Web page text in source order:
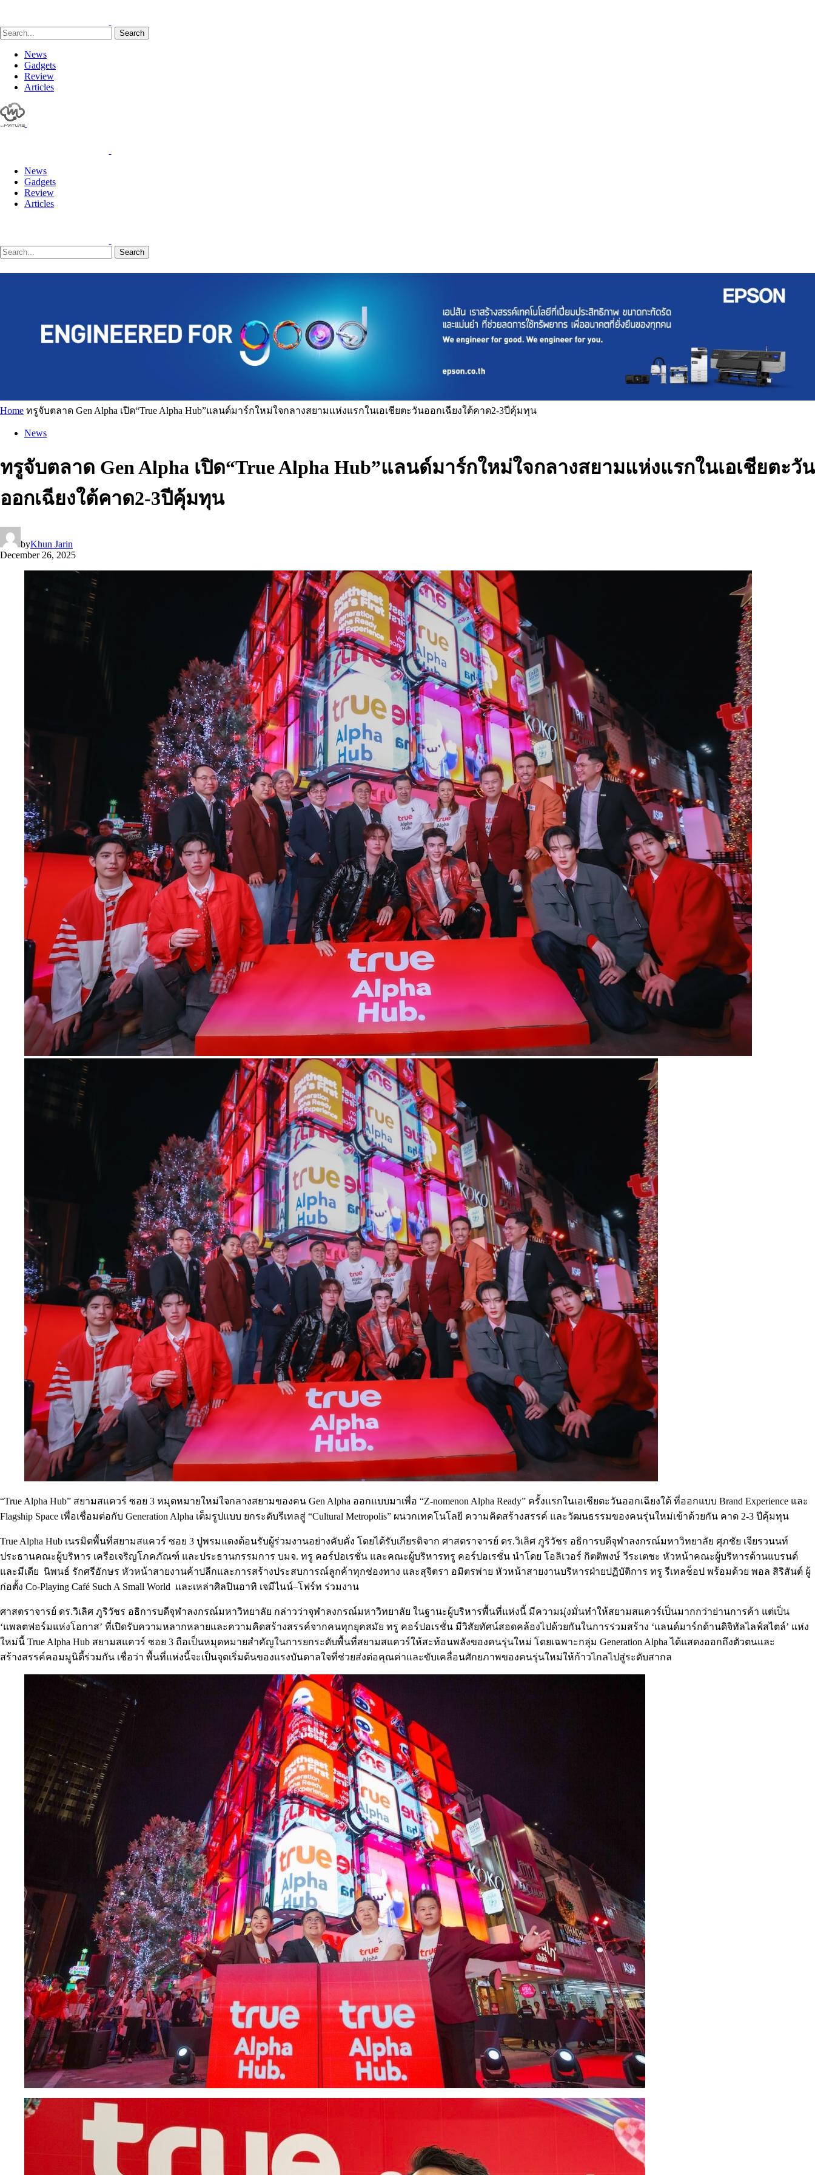
Search
News
Gadgets
Review
Articles
News
Gadgets
Review
Articles
Search
Home ทรูจับตลาด Gen Alpha เปิด“True Alpha Hub”แลนด์มาร์กใหม่ใจกลางสยามแห่งแรกในเอเชียตะวันออกเฉียงใต้คาด2-3ปีคุ้มทุน
News
ทรูจับตลาด Gen Alpha เปิด“True Alpha Hub”แลนด์มาร์กใหม่ใจกลางสยามแห่งแรกในเอเชียตะวัน
ออกเฉียงใต้คาด2-3ปีคุ้มทุน
byKhun Jarin
December 26, 2025
“True Alpha Hub” สยามสแควร์ ซอย 3 หมุดหมายใหม่ใจกลางสยามของคน Gen Alpha ออกแบบมาเพื่อ “Z-nomenon Alpha Ready” ครั้งแรกในเอเชียตะวันออกเฉียงใต้ ที่ออกแบบ Brand Experience และ
Flagship Space เพื่อเชื่อมต่อกับ Generation Alpha เต็มรูปแบบ ยกระดับรีเทลสู่ “Cultural Metropolis” ผนวกเทคโนโลยี ความคิดสร้างสรรค์ และวัฒนธรรมของคนรุ่นใหม่เข้าด้วยกัน คาด 2-3 ปีคุ้มทุน
True Alpha Hub เนรมิตพื้นที่สยามสแควร์ ซอย 3 ปูพรมแดงต้อนรับผู้ร่วมงานอย่างคับคั่ง โดยได้รับเกียรติจาก ศาสตราจารย์ ดร.วิเลิศ ภูริวัชร อธิการบดีจุฬาลงกรณ์มหาวิทยาลัย ศุภชัย เจียรวนนท์
ประธานคณะผู้บริหาร เครือเจริญโภคภัณฑ์ และประธานกรรมการ บมจ. ทรู คอร์ปอเรชั่น และคณะผู้บริหารทรู คอร์ปอเรชั่น นำโดย โอลิเวอร์ กิตติพงษ์ วีระเตชะ หัวหน้าคณะผู้บริหารด้านแบรนด์
และมีเดีย นิพนธ์ รักศรีอักษร หัวหน้าสายงานค้าปลีกและการสร้างประสบการณ์ลูกค้าทุกช่องทาง และสุจิตรา อมิตรพ่าย หัวหน้าสายงานบริหารฝ่ายปฏิบัติการ ทรู รีเทลช็อป พร้อมด้วย พอล สิริสันต์ ผู้
ก่อตั้ง Co-Playing Café Such A Small World และเหล่าศิลปินอาทิ เจมีไนน์–โฟร์ท ร่วมงาน
ศาสตราจารย์ ดร.วิเลิศ ภูริวัชร อธิการบดีจุฬาลงกรณ์มหาวิทยาลัย กล่าวว่าจุฬาลงกรณ์มหาวิทยาลัย ในฐานะผู้บริหารพื้นที่แห่งนี้ มีความมุ่งมั่นทำให้สยามสแควร์เป็นมากกว่าย่านการค้า แต่เป็น
‘แพลตฟอร์มแห่งโอกาส’ ที่เปิดรับความหลากหลายและความคิดสร้างสรรค์จากคนทุกยุคสมัย ทรู คอร์ปอเรชั่น มีวิสัยทัศน์สอดคล้องไปด้วยกันในการร่วมสร้าง ‘แลนด์มาร์กด้านดิจิทัลไลฟ์สไตล์’ แห่ง
ใหม่นี้ True Alpha Hub สยามสแควร์ ซอย 3 ถือเป็นหมุดหมายสำคัญในการยกระดับพื้นที่สยามสแควร์ให้สะท้อนพลังของคนรุ่นใหม่ โดยเฉพาะกลุ่ม Generation Alpha ได้แสดงออกถึงตัวตนและ
สร้างสรรค์คอมมูนิตี้ร่วมกัน เชื่อว่า พื้นที่แห่งนี้จะเป็นจุดเริ่มต้นของแรงบันดาลใจที่ช่วยส่งต่อคุณค่าและขับเคลื่อนศักยภาพของคนรุ่นใหม่ให้ก้าวไกลไปสู่ระดับสากล